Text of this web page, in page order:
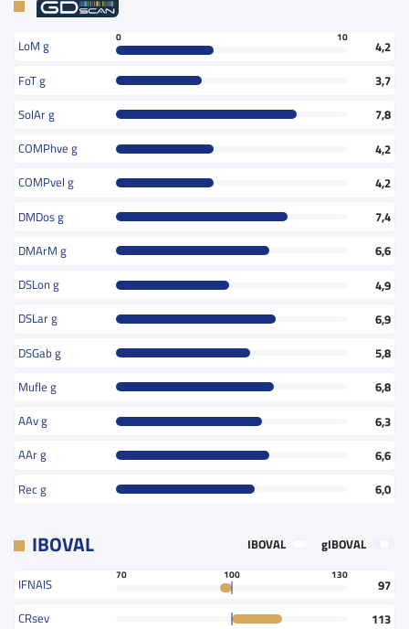
LoM g
0 10
4,2
FoT g
3,7
SolAr g
7,8
COMPhve g
4,2
COMPvel g
4,2
DMDos g
7,4
DMArM g
6,6
DSLon g
4,9
DSLar g
6,9
DSGab g
5,8
Mufle g
6,8
AAv g
6,3
AAr g
6,6
Rec g
6,0
IBOVAL IBOVAL gIBOVAL
IFNAIS
70 100 130
97
CRsev
113